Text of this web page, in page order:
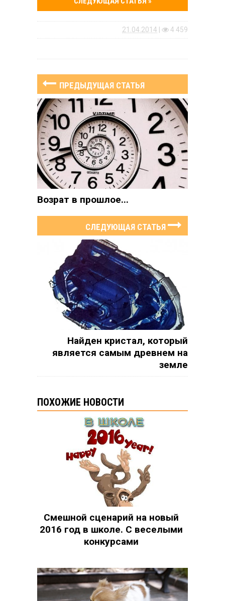
21.04.2014 4 459
ПРЕДЫДУЩАЯ СТАТЬЯ
Возрат в прошлое...
СЛЕДУЮЩАЯ СТАТЬЯ
Найден кристал, который
является самым древнем на
земле
ПОХОЖИЕ НОВОСТИ
Смешной сценарий на новый
2016 год в школе. С веселыми
конкурсами